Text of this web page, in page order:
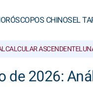
CHINOSEL
CALCULAR ASCENDENTE
de 2026: